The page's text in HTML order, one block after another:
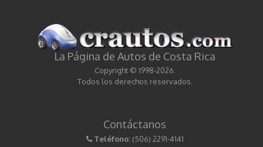
La Página de Autos de Costa Rica
Copyright © 1998-2026.
Todos los derechos reservados.
Contáctanos
Teléfono: (506) 2291-4141